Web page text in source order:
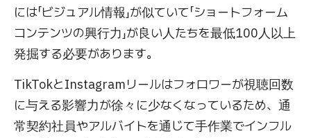
には「ビジュアル情報」が似ていて「ショートフォーム
コンテンツの興行力」が良い人たちを最低100人以上
発掘する必要があります。
TikTokとInstagramリールはフォロワーが視聴回数
に与える影響力が徐々に少なくなっているため、通
常契約社員やアルバイトを通じて手作業でインフル